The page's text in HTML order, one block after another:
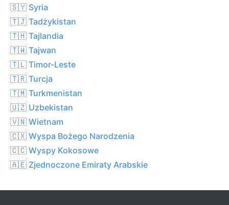
🇸🇾 Syria
🇹🇯 Tadżykistan
🇹🇭 Tajlandia
🇹🇼 Tajwan
🇹🇱 Timor-Leste
🇹🇷 Turcja
🇹🇲 Turkmenistan
🇺🇿 Uzbekistan
🇻🇳 Wietnam
🇨🇽 Wyspa Bożego Narodzenia
🇨🇨 Wyspy Kokosowe
🇦🇪 Zjednoczone Emiraty Arabskie